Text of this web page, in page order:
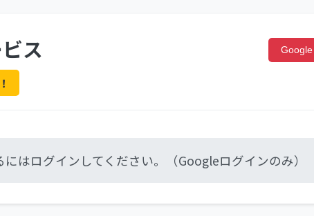
ス
はログインしてください。（Googleログインのみ）